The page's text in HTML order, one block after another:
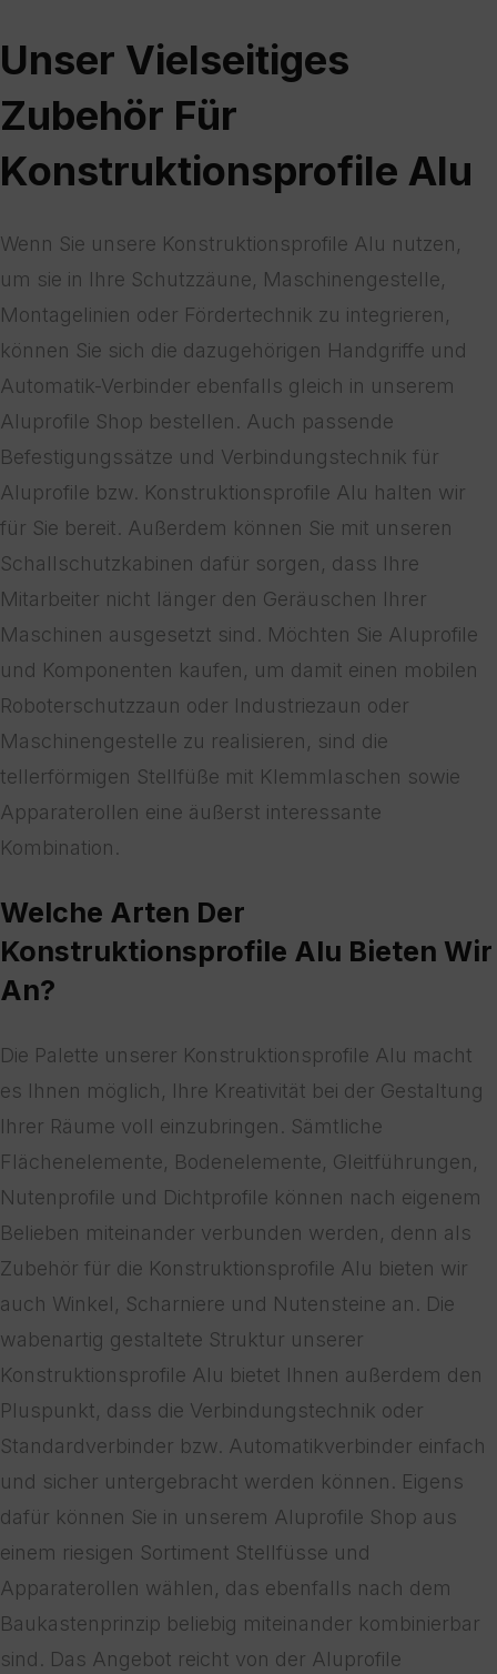
Unser Vielseitiges
Zubehör Für
Konstruktionsprofile Alu
Wenn Sie unsere Konstruktionsprofile Alu nutzen,
um sie in Ihre Schutzzäune, Maschinengestelle,
Montagelinien oder Fördertechnik zu integrieren,
können Sie sich die dazugehörigen Handgriffe und
Automatik-Verbinder ebenfalls gleich in unserem
Aluprofile Shop bestellen. Auch passende
Befestigungssätze und Verbindungstechnik für
Aluprofile bzw. Konstruktionsprofile Alu halten wir
für Sie bereit. Außerdem können Sie mit unseren
Schallschutzkabinen dafür sorgen, dass Ihre
Mitarbeiter nicht länger den Geräuschen Ihrer
Maschinen ausgesetzt sind. Möchten Sie Aluprofile
und Komponenten kaufen, um damit einen mobilen
Roboterschutzzaun oder Industriezaun oder
Maschinengestelle zu realisieren, sind die
tellerförmigen Stellfüße mit Klemmlaschen sowie
Apparaterollen eine äußerst interessante
Kombination.
Welche Arten Der
Konstruktionsprofile Alu Bieten Wir
An?
Die Palette unserer Konstruktionsprofile Alu macht
es Ihnen möglich, Ihre Kreativität bei der Gestaltung
Ihrer Räume voll einzubringen. Sämtliche
Flächenelemente, Bodenelemente, Gleitführungen,
Nutenprofile und Dichtprofile können nach eigenem
Belieben miteinander verbunden werden, denn als
Zubehör für die Konstruktionsprofile Alu bieten wir
auch Winkel, Scharniere und Nutensteine an. Die
wabenartig gestaltete Struktur unserer
Konstruktionsprofile Alu bietet Ihnen außerdem den
Pluspunkt, dass die Verbindungstechnik oder
Standardverbinder bzw. Automatikverbinder einfach
und sicher untergebracht werden können. Eigens
dafür können Sie in unserem Aluprofile Shop aus
einem riesigen Sortiment Stellfüsse und
Apparaterollen wählen, das ebenfalls nach dem
Baukastenprinzip beliebig miteinander kombinierbar
sind. Das Angebot reicht von der Aluprofile